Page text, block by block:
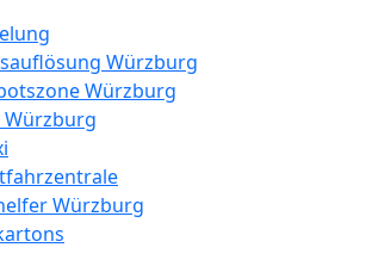
Würzburg
Würzburg
Würzburg